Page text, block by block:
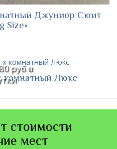
Джуниор Сюит
Size»
руб в
комнатный Люкс
стоимости
мест